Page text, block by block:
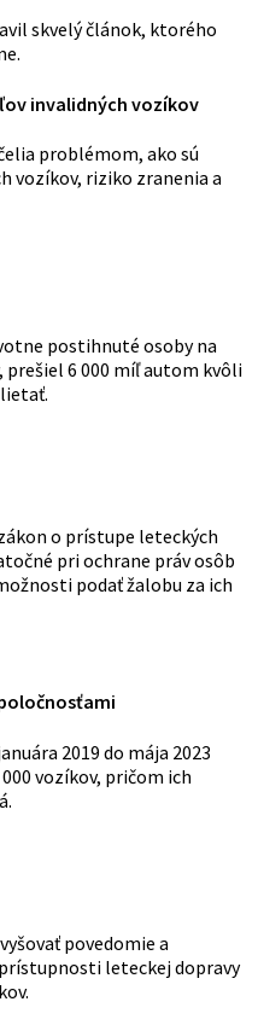
skvelý článok, ktorého
invalidných vozíkov
problémom, ako sú
vozíkov, riziko zranenia a
postihnuté osoby na
6 000 míľ autom kvôli
o prístupe leteckých
pri ochrane práv osôb
podať žalobu za ich
2019 do mája 2023
vozíkov, pričom ich
povedomie a
leteckej dopravy